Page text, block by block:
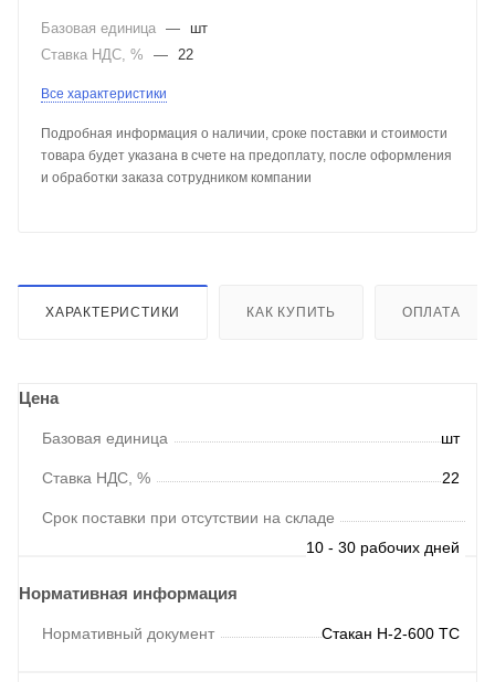
Базовая единица —
шт
Ставка НДС, %
— 22
Все характеристики
Подробная информация о наличии, сроке поставки и стоимости
товара будет указана в счете на предоплату, после оформления
и обработки заказа сотрудником компании
ХАРАКТЕРИСТИКИ КАК КУПИТЬ ОПЛАТА
Цена
Базовая единица шт
Ставка НДС, % 22
Срок поставки при отсутствии на складе
10 - 30 рабочих дней
Нормативная информация
Нормативный документ Стакан Н-2-600 ТС